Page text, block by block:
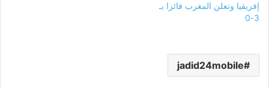
إفريقيا وتعلن المغرب فائزا بـ
3-0
jadid24mobile